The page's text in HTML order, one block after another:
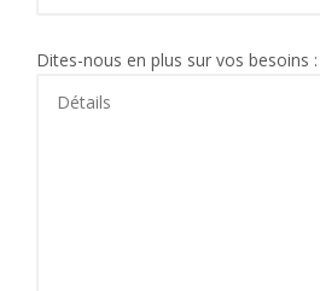
Dites-nous en plus sur vos besoins :